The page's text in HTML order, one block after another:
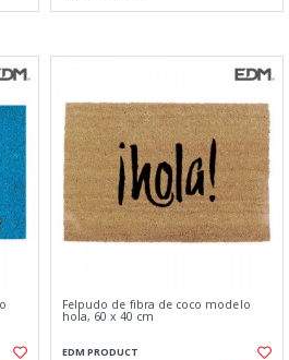
Felpudo de fibra de coco modelo
hola, 60 x 40 cm
EDM PRODUCT